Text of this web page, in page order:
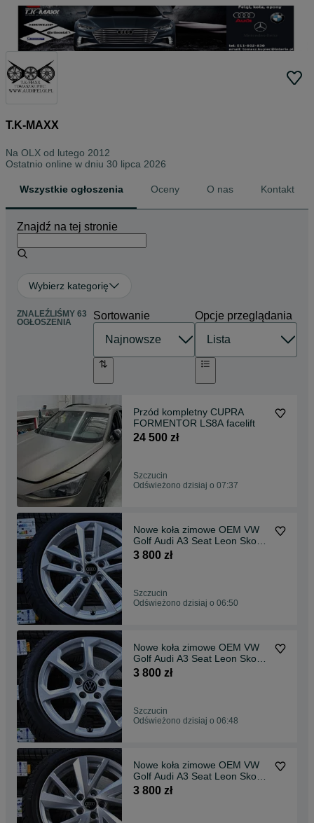
T.K-MAXX
Na OLX od lutego 2012
Ostatnio online w dniu 30 lipca 2026
Wszystkie ogłoszenia Oceny O nas Kontakt
Znajdź na tej stronie
Wybierz kategorię
ZNALEŹLIŚMY 63
OGŁOSZENIA
Sortowanie Opcje przeglądania
Przód kompletny CUPRA
FORMENTOR LS8A facelift
24 500 zł
Szczucin
Odświeżono dzisiaj o 07:37
Nowe koła zimowe OEM VW
Golf Audi A3 Seat Leon Skoda
Octavia 17" NOWE Pirelli
3 800 zł
Szczucin
Odświeżono dzisiaj o 06:50
Nowe koła zimowe OEM VW
Golf Audi A3 Seat Leon Skoda
Octavia 17" NOWE Pirelli
3 800 zł
Szczucin
Odświeżono dzisiaj o 06:48
Nowe koła zimowe OEM VW
Golf Audi A3 Seat Leon Skoda
Octavia 17" NOWE Pirelli
3 800 zł